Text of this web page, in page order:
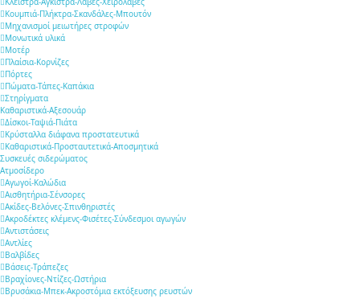
Κουμπιά-Πλήκτρα-Σκανδάλες-Μπουτόν
Μηχανισμοί μειωτήρες στροφών
Μονωτικά υλικά
Μοτέρ
Πλαίσια-Κορνίζες
Πόρτες
Πώματα-Τάπες-Καπάκια
Στηρίγματα
Καθαριστικά-Αξεσουάρ
Δίσκοι-Ταψιά-Πιάτα
Κρύσταλλα διάφανα προστατευτικά
Καθαριστικά-Προσταυτετικά-Αποσμητικά
Συσκευές σιδερώματος
Ατμοσίδερο
Αγωγοί-Καλώδια
Αισθητήρια-Σένσορες
Ακίδες-Βελόνες-Σπινθηριστές
Ακροδέκτες κλέμενς-Φισέτες-Σύνδεσμοι αγωγών
Αντιστάσεις
Αντλίες
Βαλβίδες
Βάσεις-Τράπεζες
Βραχίονες-Ντίζες-Ωστήρια
Βρυσάκια-Μπεκ-Ακροστόμια εκτόξευσης ρευστών